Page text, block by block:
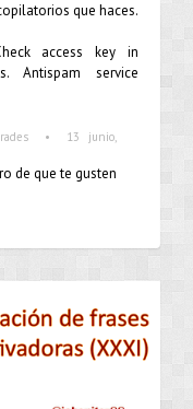
que haces.
access key in
Antispam service
•
13 junio,
de que te gusten